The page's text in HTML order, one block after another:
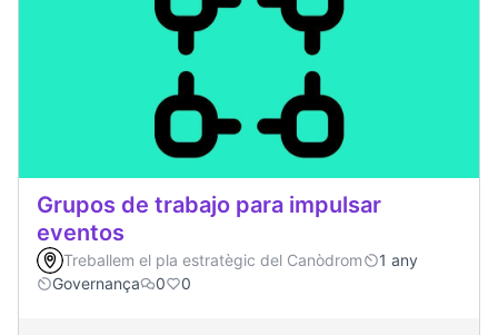
Grupos de trabajo para impulsar
eventos
Treballem el pla estratègic del Canòdrom
1 any
Governança
0 0